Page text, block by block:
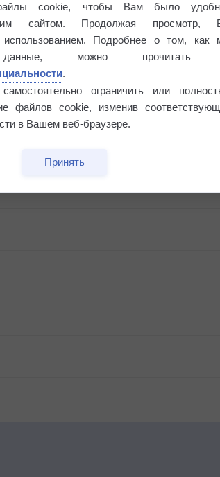
cookie, чтобы Вам было
сайтом. Продолжая просмотр,
Подробнее о том, как
данные, можно прочитать
.
ограничить или
файлов cookie, изменив
в Вашем веб-браузере.
Принять